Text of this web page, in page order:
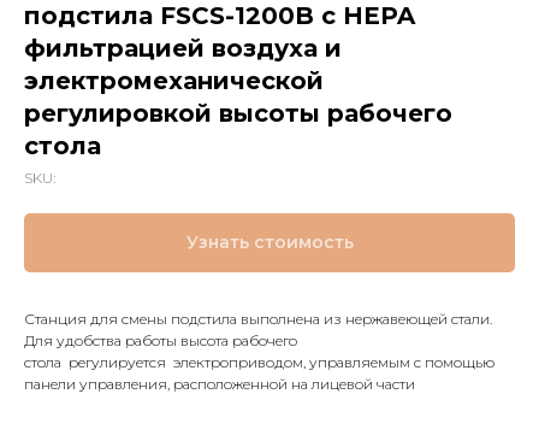
подстила FSCS-1200B c HEPA
фильтрацией воздуха и
электромеханической
регулировкой высоты рабочего
стола
SKU:
Узнать стоимость
Станция для смены подстила выполнена из нержавеющей стали.
Для удобства работы высота рабочего
стола регулируется электроприводом, управляемым с помощью
панели управления, расположенной на лицевой части